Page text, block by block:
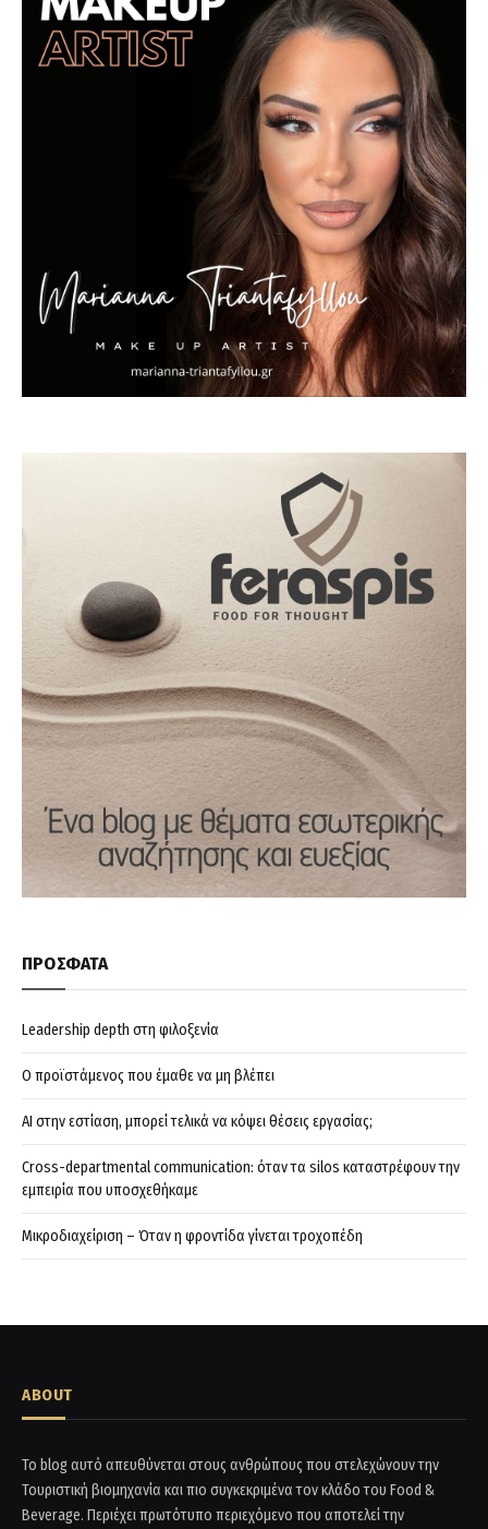
ΠΡΟΣΦΑΤΑ
Leadership depth στη φιλοξενία
Ο προϊστάμενος που έμαθε να μη βλέπει
AI στην εστίαση, μπορεί τελικά να κόψει θέσεις εργασίας;
Cross-departmental communication: όταν τα silos καταστρέφουν την
εμπειρία που υποσχεθήκαμε
Μικροδιαχείριση – Όταν η φροντίδα γίνεται τροχοπέδη
ABOUT
Το blog αυτό απευθύνεται στους ανθρώπους που στελεχώνουν την
Τουριστική βιομηχανία και πιο συγκεκριμένα τον κλάδο του Food &
Beverage. Περιέχει πρωτότυπο περιεχόμενο που αποτελεί την